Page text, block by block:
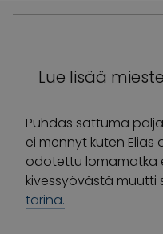
Lue lisää
Puhdas sattuma
ei mennyt kuten Elias
odotettu lomamatka
kivessyövästä muutti
tarina.